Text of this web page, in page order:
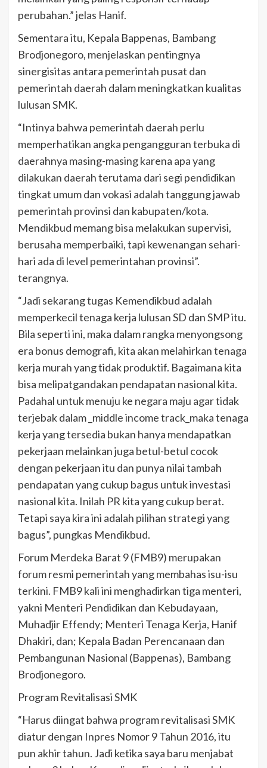
perubahan.” jelas Hanif.
Sementara itu, Kepala Bappenas, Bambang
Brodjonegoro, menjelaskan pentingnya
sinergisitas antara pemerintah pusat dan
pemerintah daerah dalam meningkatkan kualitas
lulusan SMK.
“Intinya bahwa pemerintah daerah perlu
memperhatikan angka pengangguran terbuka di
daerahnya masing-masing karena apa yang
dilakukan daerah terutama dari segi pendidikan
tingkat umum dan vokasi adalah tanggung jawab
pemerintah provinsi dan kabupaten/kota.
Mendikbud memang bisa melakukan supervisi,
berusaha memperbaiki, tapi kewenangan sehari-
hari ada di level pemerintahan provinsi”.
terangnya.
“Jadi sekarang tugas Kemendikbud adalah
memperkecil tenaga kerja lulusan SD dan SMP itu.
Bila seperti ini, maka dalam rangka menyongsong
era bonus demografi, kita akan melahirkan tenaga
kerja murah yang tidak produktif. Bagaimana kita
bisa melipatgandakan pendapatan nasional kita.
Padahal untuk menuju ke negara maju agar tidak
terjebak dalam _middle income track_maka tenaga
kerja yang tersedia bukan hanya mendapatkan
pekerjaan melainkan juga betul-betul cocok
dengan pekerjaan itu dan punya nilai tambah
pendapatan yang cukup bagus untuk investasi
nasional kita. Inilah PR kita yang cukup berat.
Tetapi saya kira ini adalah pilihan strategi yang
bagus”, pungkas Mendikbud.
Forum Merdeka Barat 9 (FMB9) merupakan
forum resmi pemerintah yang membahas isu-isu
terkini. FMB9 kali ini menghadirkan tiga menteri,
yakni Menteri Pendidikan dan Kebudayaan,
Muhadjir Effendy; Menteri Tenaga Kerja, Hanif
Dhakiri, dan; Kepala Badan Perencanaan dan
Pembangunan Nasional (Bappenas), Bambang
Brodjonegoro.
Program Revitalisasi SMK
“Harus diingat bahwa program revitalisasi SMK
diatur dengan Inpres Nomor 9 Tahun 2016, itu
pun akhir tahun. Jadi ketika saya baru menjabat